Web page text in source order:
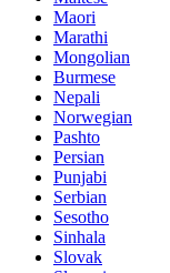
Maori
Marathi
Mongolian
Burmese
Nepali
Norwegian
Pashto
Persian
Punjabi
Serbian
Sesotho
Sinhala
Slovak